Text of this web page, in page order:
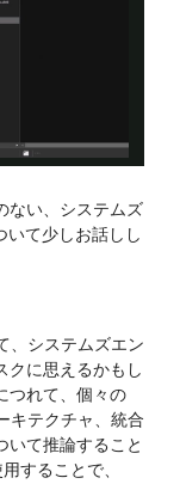
ない、システムズ
いて少しお話しし
、システムズエン
クに思えるかもし
つれて、個々の
キテクチャ、統合
いて推論すること
することで、